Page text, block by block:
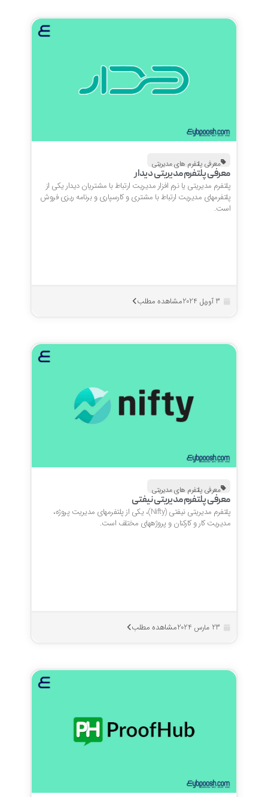
معرفی پلتفرم های مدیریتی
معرفی پلتفرم مدیریتی دیدار
پلتفرم مدیریتی یا نرم افزار مدیریت ارتباط با مشتریان دیدار یکی از
پلتفرمهای مدیریت ارتباط با مشتری و کارسپاری و برنامه ریزی فروش
مشاهده مطلب
معرفی پلتفرم های مدیریتی
معرفی پلتفرم مدیریتی نیفتی
پلتفرم مدیریتی نیفتی (Nifty)، یکی از پلتفرمهای مدیریت پروژه،
مدیریت کار و کارکنان و پروژههای مختلف است.
23 مارس 2024 مشاهده مطلب